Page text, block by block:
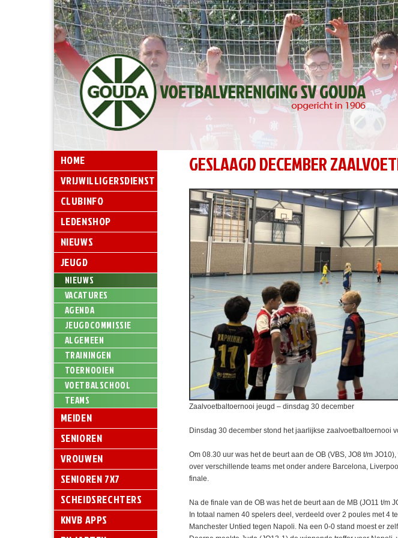
HOME
VRIJWILLIGERSDIENST
CLUBINFO
LEDENSHOP
NIEUWS
JEUGD
NIEUWS
VACATURES
AGENDA
JEUGDCOMMISSIE
ALGEMEEN
TRAININGEN
TOERNOOIEN
VOETBALSCHOOL
TEAMS
MEIDEN
SENIOREN
VROUWEN
SENIOREN 7X7
SCHEIDSRECHTERS
KNVB APPS
GESLAAGD DECEMBER
Zaalvoetbaltoernooi jeugd – dinsdag 30 december
Dinsdag 30 december stond het jaarlijkse zaalvoetbaltoernooi
Om 08.30 uur was het de beurt aan de OB (VBS, JO8 t/m
over verschillende teams met onder andere Barcelona,
finale.
Na de finale van de OB was het de beurt aan de MB (JO11 t/m
In totaal namen 40 spelers deel, verdeeld over 2 poules met 4
Manchester Untied tegen Napoli. Na een 0-0 stand moest er